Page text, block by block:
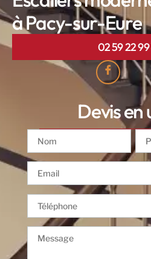
à Pacy-sur-Eure
02 59 22
Devis en